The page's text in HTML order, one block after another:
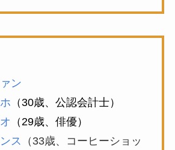
ン
（30歳、公認会計士）
（29歳、俳優）
ス
（33歳、コーヒーショッ